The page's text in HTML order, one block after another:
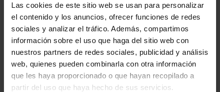
Las cookies de este sitio web se usan para personalizar
el contenido y los anuncios, ofrecer funciones de redes
sociales y analizar el tráfico. Además, compartimos
información sobre el uso que haga del sitio web con
nuestros partners de redes sociales, publicidad y análisis
web, quienes pueden combinarla con otra información
que les haya proporcionado o que hayan recopilado a
partir del uso que haya hecho de sus servicios.
ORDENAR POR:
REFINAR